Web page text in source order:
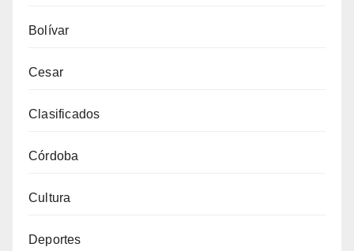
Bolívar
Cesar
Clasificados
Córdoba
Cultura
Deportes